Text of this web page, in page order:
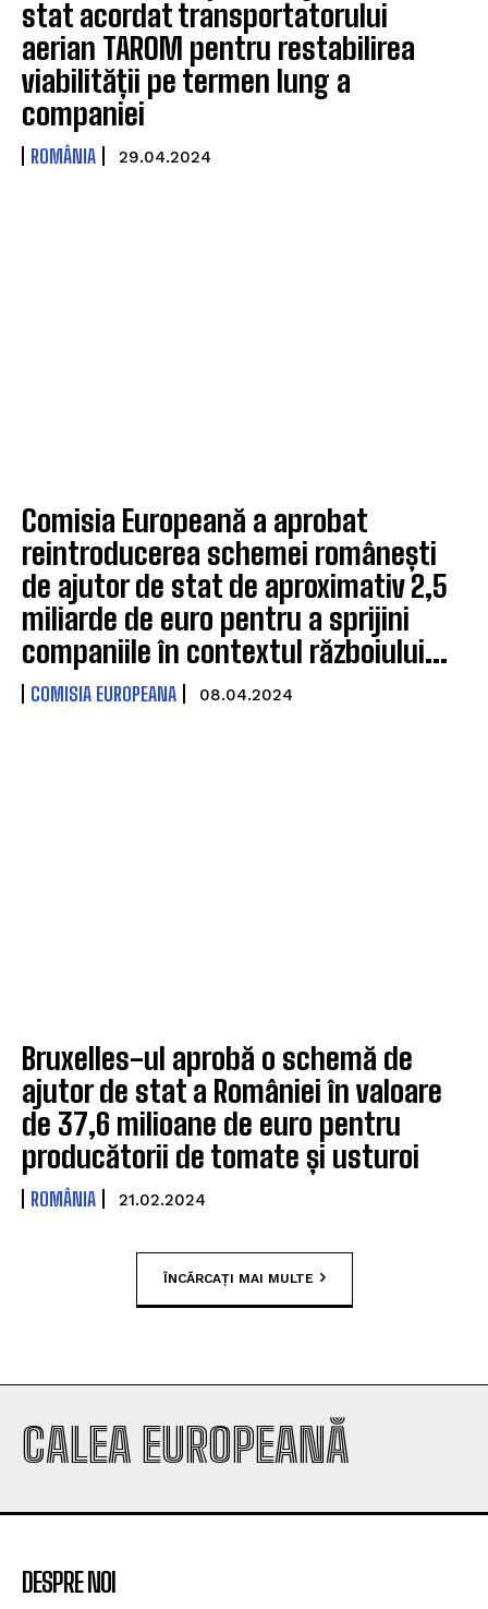
stat acordat transportatorului
aerian TAROM pentru restabilirea
viabilității pe termen lung a
companiei
ROMÂNIA 29.04.2024
Comisia Europeană a aprobat
reintroducerea schemei românești
de ajutor de stat de aproximativ 2,5
miliarde de euro pentru a sprijini
companiile în contextul războiului...
COMISIA EUROPEANA 08.04.2024
Bruxelles-ul aprobă o schemă de
ajutor de stat a României în valoare
de 37,6 milioane de euro pentru
producătorii de tomate și usturoi
ROMÂNIA 21.02.2024
ÎNCĂRCAȚI MAI MULTE
CALEA EUROPEANĂ
DESPRE NOI